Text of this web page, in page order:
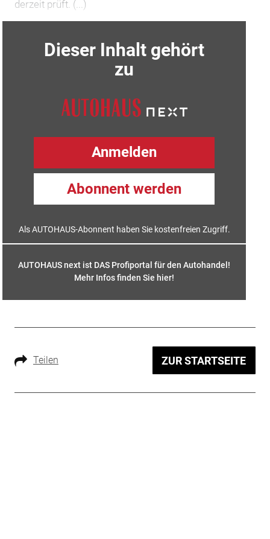
derzeit prüft. (...)
Dieser Inhalt gehört
zu
Anmelden
Abonnent werden
Als AUTOHAUS-Abonnent haben Sie kostenfreien Zugriff.
AUTOHAUS next ist DAS Profiportal für den Autohandel!
Mehr Infos finden Sie hier!
Teilen ZUR STARTSEITE